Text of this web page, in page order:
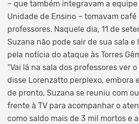
– que também integravam a
Unidade de Ensino – tomavam café
professores. Naquele dia, 11 de
Suzana não pode sair de sua sala
pela notícia do ataque às Torres
“Vai lá na sala dos professores ver
disse Lorenzatto perplexo, embora
de pronto, Suzana se reuniu com
frente à TV para acompanhar o
como saldo mais de 3 mil mortos e